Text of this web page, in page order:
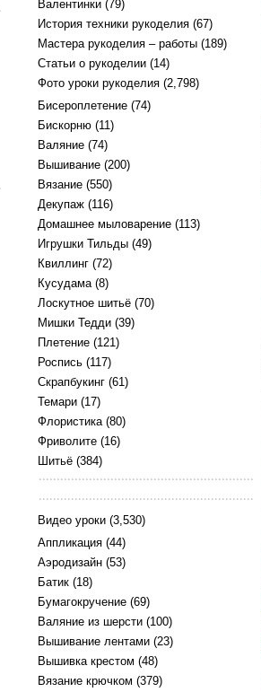
Валентинки (79)
История техники рукоделия (67)
Мастера рукоделия – работы (189)
Статьи о рукоделии (14)
Фото уроки рукоделия (2,798)
Бисероплетение (74)
Бискорню (11)
Валяние (74)
Вышивание (200)
Вязание (550)
Декупаж (116)
Домашнее мыловарение (113)
Игрушки Тильды (49)
Квиллинг (72)
Кусудама(8)
Лоскутное шитьё (70)
Мишки Тедди (39)
Плетение (121)
Роспись (117)
Скрапбукинг (61)
Темари (17)
Флористика(80)
Фриволите (16)
Шитьё (384)
Видео уроки (3,530)
Аппликация (44)
Аэродизайн (53)
Батик (18)
Бумагокручение (69)
Валяние из шерсти (100)
Вышивание лентами (23)
Вышивка крестом (48)
Вязание крючком (379)